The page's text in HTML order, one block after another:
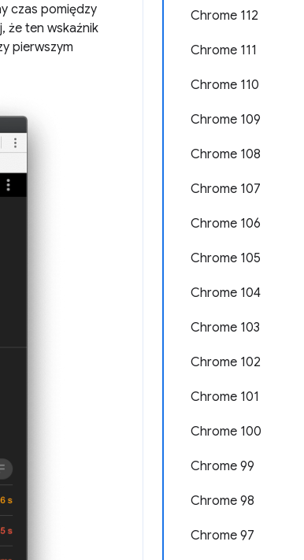
Chrome 112
Chrome 111
Chrome 110
Chrome 109
Chrome 108
Chrome 107
Chrome 106
Chrome 105
Chrome 104
Chrome 103
Chrome 102
Chrome 101
Chrome 100
Chrome 99
Chrome 98
Chrome 97
czas pomiędzy
że ten wskaźnik
pierwszym